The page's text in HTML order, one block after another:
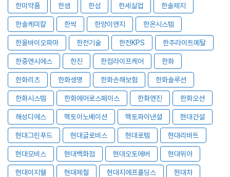
한미약품 한샘 한섬 한세실업 한솔제지
한솔케미칼 한싹 한양이엔지 한온시스템
한올바이오파마 한전기술 한전KPS 한주라이트메탈
한중엔시에스 한진 한컴라이프케어 한화
한화리츠 한화생명 한화손해보험 한화솔루션
한화시스템 한화에어로스페이스 한화엔진 한화오션
해성디에스 헥토이노베이션 헥토파이낸셜 현대건설
현대그린푸드 현대글로비스 현대로템 현대리바트
현대모비스 현대백화점 현대오토에버 현대위아
현대이지웰 현대제철 현대지에프홀딩스 현대차